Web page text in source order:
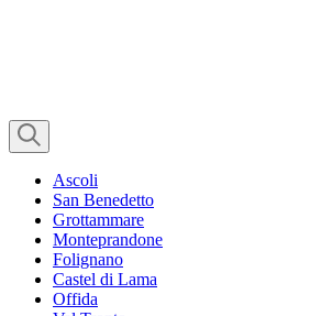
Ascoli
San Benedetto
Grottammare
Monteprandone
Folignano
Castel di Lama
Offida